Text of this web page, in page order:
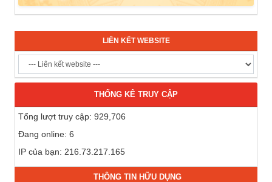
LIÊN KẾT WEBSITE
THỐNG KÊ TRUY CẬP
Tổng lượt truy cập: 929,706
Đang online: 6
IP của bạn: 216.73.217.165
THÔNG TIN HỮU DỤNG